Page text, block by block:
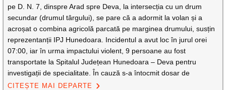
pe D. N. 7, dinspre Arad spre Deva, la intersecția cu un drum
secundar (drumul târgului), se pare că a adormit la volan și a
acroșat o combina agricolă parcată pe marginea drumului, susțin
reprezentanții IPJ Hunedoara. Incidentul a avut loc în jurul orei
07:00, iar în urma impactului violent, 9 persoane au fost
transportate la Spitalul Județean Hunedoara – Deva pentru
investigații de specialitate. În cauză s-a întocmit dosar de
CITEȘTE MAI DEPARTE